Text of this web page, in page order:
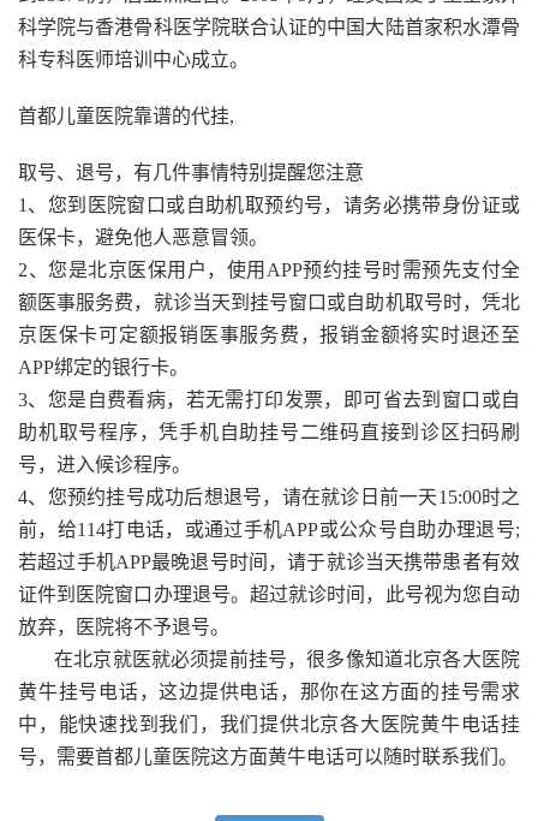
科学院与香港骨科医学院联合认证的中国大陆首家积水潭骨
科专科医师培训中心成立。
首都儿童医院靠谱的代挂,
取号、退号，有几件事情特别提醒您注意
1、您到医院窗口或自助机取预约号，请务必携带身份证或
医保卡，避免他人恶意冒领。
2、您是北京医保用户，使用APP预约挂号时需预先支付全
额医事服务费，就诊当天到挂号窗口或自助机取号时，凭北
京医保卡可定额报销医事服务费，报销金额将实时退还至
APP绑定的银行卡。
3、您是自费看病，若无需打印发票，即可省去到窗口或自
助机取号程序，凭手机自助挂号二维码直接到诊区扫码刷
号，进入候诊程序。
4、您预约挂号成功后想退号，请在就诊日前一天15:00时之
前，给114打电话，或通过手机APP或公众号自助办理退号;
若超过手机APP最晚退号时间，请于就诊当天携带患者有效
证件到医院窗口办理退号。超过就诊时间，此号视为您自动
放弃，医院将不予退号。
在北京就医就必须提前挂号，很多像知道北京各大医院
黄牛挂号电话，这边提供电话，那你在这方面的挂号需求
中，能快速找到我们，我们提供北京各大医院黄牛电话挂
号，需要首都儿童医院这方面黄牛电话可以随时联系我们。